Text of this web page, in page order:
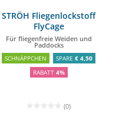
STRÖH Fliegenlockstoff
FlyCage
Für fliegenfreie Weiden und
Paddocks
SCHNÄPPCHEN SPARE € 4,50
RABATT 4%
(0)